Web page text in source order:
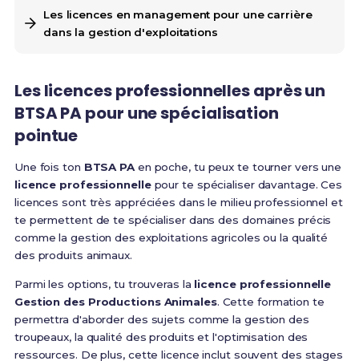
Les licences en management pour une carrière
dans la gestion d'exploitations
Les licences professionnelles après un
BTSA PA pour une spécialisation
pointue
Une fois ton BTSA PAen poche, tu peux te tourner vers une
licence professionnellepour te spécialiser davantage. Ces
licences sont très appréciées dans le milieu professionnel et
te permettent de te spécialiser dans des domaines précis
comme la gestion des exploitations agricoles ou la qualité
des produits animaux.
Parmi les options, tu trouveras la licence professionnelle
Gestion des Productions Animales. Cette formation te
permettra d'aborder des sujets comme la gestion des
troupeaux, la qualité des produits et l'optimisation des
ressources. De plus, cette licence inclut souvent des stages